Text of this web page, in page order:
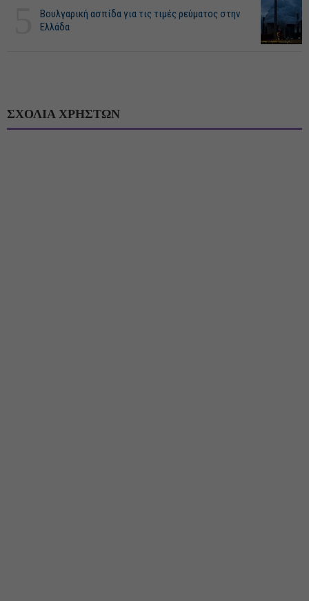
Βουλγαρική ασπίδα για τις τιμές ρεύματος στην
Ελλάδα
ΣΧΟΛΙΑ ΧΡΗΣΤΩΝ